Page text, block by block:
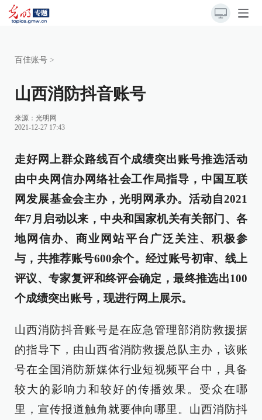
百佳账号 >
山西消防抖音账号
来源： 光明网
2021-12-27 17:43
走好网上群众路线百个成绩突出账号推选活动
由中央网信办网络社会工作局指导，中国互联
网发展基金会主办，光明网承办。活动自2021
年7月启动以来，中央和国家机关有关部门、各
地网信办、商业网站平台广泛关注、积极参
与，共推荐账号600余个。经过账号初审、线上
评议、专家复评和终评会确定，最终推选出100
个成绩突出账号，现进行网上展示。
山西消防抖音账号是在应急管理部消防救援据
的指导下，由山西省消防救援总队主办，该账
号在全国消防新媒体行业短视频平台中，具备
较大的影响力和较好的传播效果。受众在哪
里，宣传报道触角就要伸向哪里。山西消防抖